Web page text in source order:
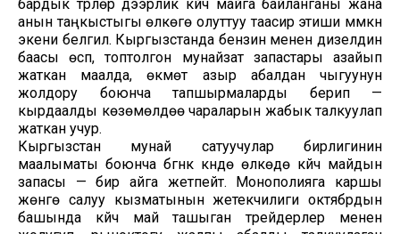
бардык түрлөрү дээрлик күйүүчү майга байланганы жана
анын таңкыстыгы өлкөгө олуттуу таасир этиши мүмкүн
экени белгилүү. Кыргызстанда бензин менен дизелдин
баасы өсүп, топтолгон мунайзат запастары азайып
жаткан маалда, өкмөт азыр абалдан чыгуунун
жолдору боюнча тапшырмаларды берип —
кырдаалды көзөмөлдөө чараларын жабык талкуулап
жаткан учур.
Кыргызстан мунай сатуучулар бирлигинин
маалыматы боюнча бүгүнкү күндө өлкөдө күйүүчү майдын
запасы — бир айга жетпейт. Монополияга каршы
жөнгө салуу кызматынын жетекчилиги октябрдын
башында күйүүчү май ташыган трейдерлер менен